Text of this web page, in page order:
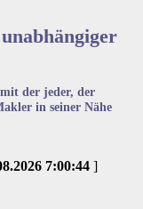
der jeder, der
in seiner Nähe
7:00:44 ]